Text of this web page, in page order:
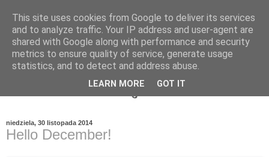
niedziela, 30 listopada 2014
Hello December!
This site uses cookies from Google to deliver its services
and to analyze traffic. Your IP address and user-agent are
shared with Google along with performance and security
metrics to ensure quality of service, generate usage
statistics, and to detect and address abuse.
LEARN MORE GOT IT